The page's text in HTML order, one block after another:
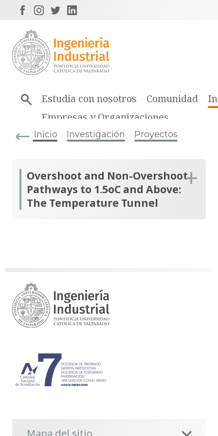
Estudia con nosotros Comunidad
Empresas y Organizaciones
Inicio Investigación Proyectos
Overshoot and Non-Overshoot
Pathways to 1.5oC and Above:
The Temperature Tunnel